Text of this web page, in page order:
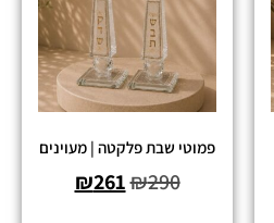
פמוטי שבת פלקטה | מעוינים
₪290
₪261